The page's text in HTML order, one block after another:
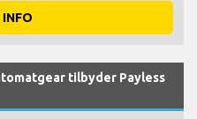
INFO
tilbyder Payless